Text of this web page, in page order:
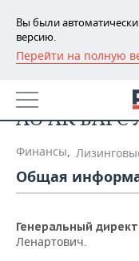
Вы были
версию.
Перейти на полную
РЕГИОНЫ
БАШКОРТОСТАН
ТАТАРСТАН
УДМУРТИЯ
НОВОСТИ
НОВОСТИ
КОРОЛИ
ЭКОНОМИКА
ФИНАНСЫ
НОВОСТИ
ПРОМЫШЛЕННОСТИ
НЕДВИЖИМОСТЬ
АО АК БАРС
Финансы,
Общая
Генеральный
Ленартович.